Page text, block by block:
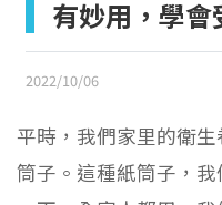
有妙用，學會
2022/10/06
平時，我們家里的衛
筒子。這種紙筒子，